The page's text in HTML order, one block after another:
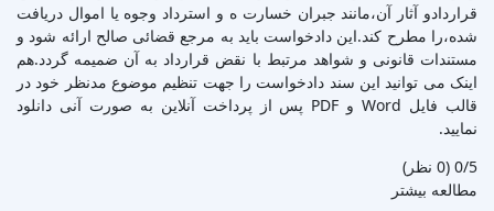
قراردادو آثار آن،مانند جبران خسارت ه و استرداد وجوه یا اموال دریافت
شده،را مطرح کند.این دادخواست باید به مرجع قضائی صالح ارائه شود و
مستندات قانونی و شواهد مرتبط با نقض قرارداد به آن ضمیمه گردد.هم
اینک می توانید این سند دادخواست را جهت تنظیم موضوع مدنظر خود در
قالب فایل Word و PDF پس از پرداخت آنلاین به صورت آنی دانلود
نمایید.
‫0/5 ‫(0 نظر)
مطالعه بیشتر